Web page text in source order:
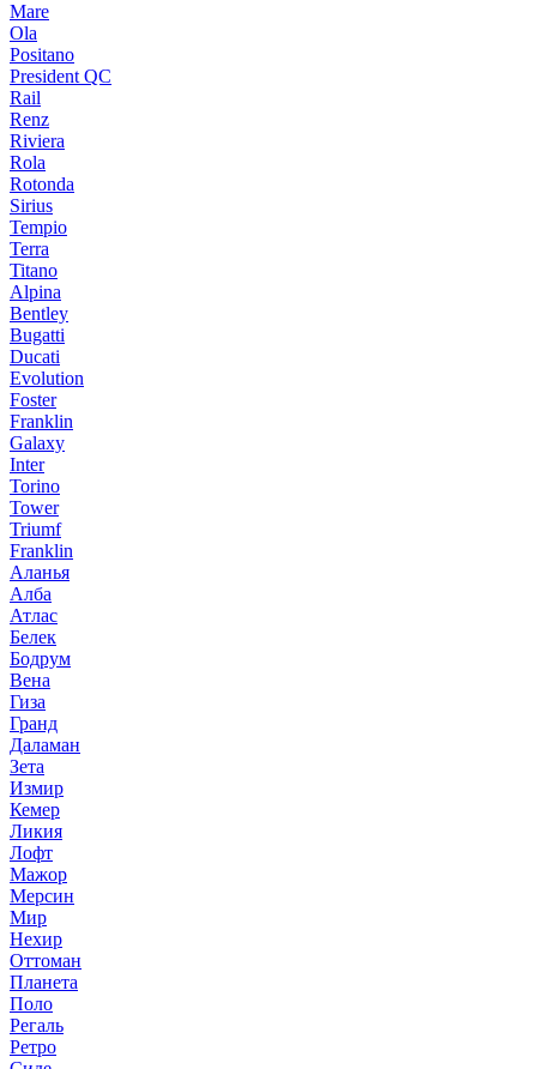
Mare
Ola
Positano
President QC
Rail
Renz
Riviera
Rola
Rotonda
Sirius
Tempio
Terra
Titano
Alpina
Bentley
Bugatti
Ducati
Evolution
Foster
Franklin
Galaxy
Inter
Torino
Tower
Triumf
Franklin
Аланья
Алба
Атлас
Белек
Бодрум
Вена
Гиза
Гранд
Даламан
Зета
Измир
Кемер
Ликия
Лофт
Мажор
Мерсин
Мир
Нехир
Оттоман
Планета
Поло
Регаль
Ретро